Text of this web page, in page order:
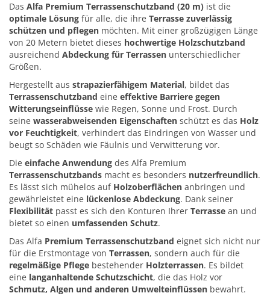
Das Alfa Premium Terrassenschutzband (20 m) ist die
optimale Lösung für alle, die ihre Terrasse zuverlässig
schützen und pflegen möchten. Mit einer großzügigen Länge
von 20 Metern bietet dieses hochwertige Holzschutzband
ausreichend Abdeckung für Terrassen unterschiedlicher
Größen.
Hergestellt aus strapazierfähigem Material, bildet das
Terrassenschutzband eine effektive Barriere gegen
Witterungseinflüsse wie Regen, Sonne und Frost. Durch
seine wasserabweisenden Eigenschaften schützt es das Holz
vor Feuchtigkeit, verhindert das Eindringen von Wasser und
beugt so Schäden wie Fäulnis und Verwitterung vor.
Die einfache Anwendung des Alfa Premium
Terrassenschutzbands macht es besonders nutzerfreundlich.
Es lässt sich mühelos auf Holzoberflächen anbringen und
gewährleistet eine lückenlose Abdeckung. Dank seiner
Flexibilität passt es sich den Konturen Ihrer Terrasse an und
bietet so einen umfassenden Schutz.
Das Alfa Premium Terrassenschutzband eignet sich nicht nur
für die Erstmontage von Terrassen, sondern auch für die
regelmäßige Pflege bestehender Holzterrassen. Es bildet
eine langanhaltende Schutzschicht, die das Holz vor
Schmutz, Algen und anderen Umwelteinflüssen bewahrt.